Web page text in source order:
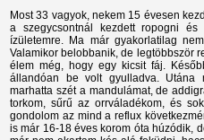
Most 33 vagyok, nekem 15 évesen
a szegycsontnál kezdett ropogni
ízületemre. Ma már gyakorlatilag
Valamikor belobbanik, de legtöbbször
élem még, hogy egy kicsit fáj.
állandóan be volt gyulladva. Utána
marhatta szét a mandulámat, de
torkom, sűrű az orrváladékom, és
gondolom az mind a reflux
is már 16-18 éves korom óta húzódik,